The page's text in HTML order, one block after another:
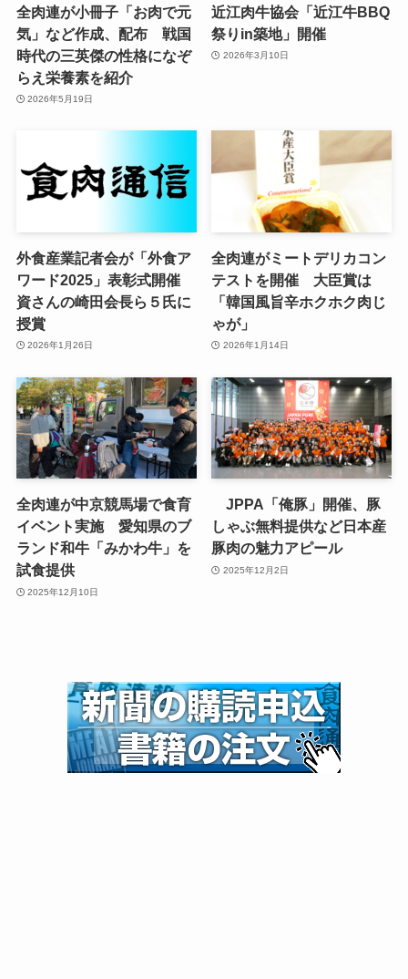
全肉連が小冊子「お肉で元
気」など作成、配布 戦国
時代の三英傑の性格になぞ
らえ栄養素を紹介
2026年5月19日
近江肉牛協会「近江牛BBQ
祭りin築地」開催
2026年3月10日
外食産業記者会が「外食ア
ワード2025」表彰式開催
資さんの崎田会長ら５氏に
授賞
2026年1月26日
全肉連がミートデリカコン
テストを開催 大臣賞は
「韓国風旨辛ホクホク肉じ
ゃが」
2026年1月14日
全肉連が中京競馬場で食育
イベント実施 愛知県のブ
ランド和牛「みかわ牛」を
試食提供
2025年12月10日
JPPA「俺豚」開催、豚
しゃぶ無料提供など日本産
豚肉の魅力アピール
2025年12月2日